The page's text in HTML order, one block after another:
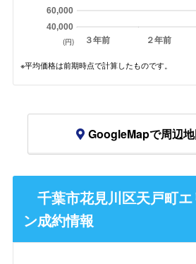
３年前 ２年前
40,000
60,000
(円)
※平均価格は前期時点で計算したものです。
GoogleMapで周辺
千葉市花見川区天戸町エ
ン成約情報